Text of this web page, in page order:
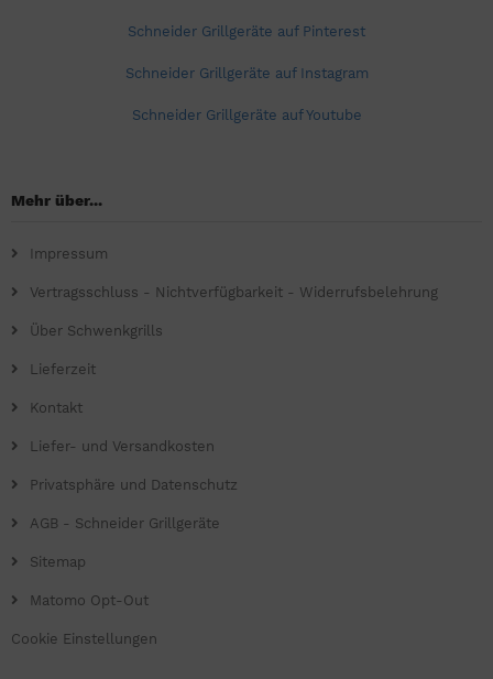
Schneider Grillgeräte auf Pinterest
Schneider Grillgeräte auf Instagram
Schneider Grillgeräte auf Youtube
Mehr über...
Impressum
Vertragsschluss - Nichtverfügbarkeit - Widerrufsbelehrung
Über Schwenkgrills
Lieferzeit
Kontakt
Liefer- und Versandkosten
Privatsphäre und Datenschutz
AGB - Schneider Grillgeräte
Sitemap
Matomo Opt-Out
Cookie Einstellungen